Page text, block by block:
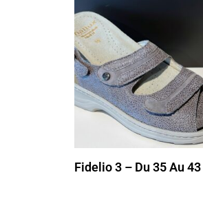
Fidelio 3 – Du 35 Au 43